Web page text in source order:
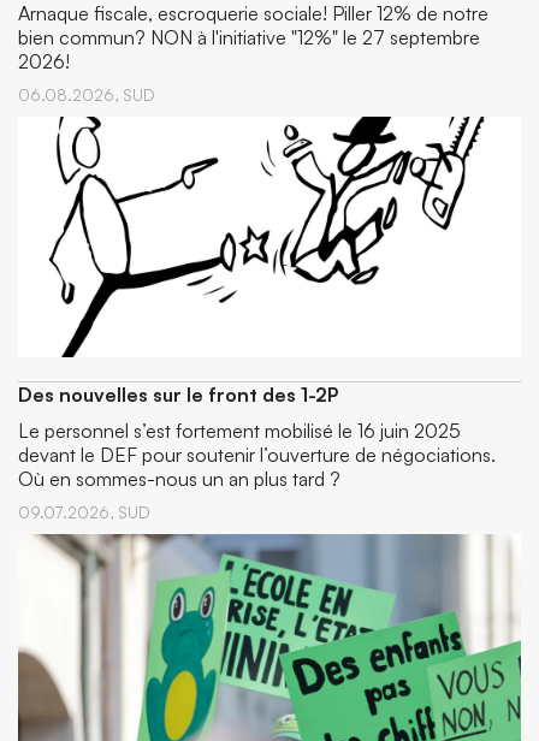
Arnaque fiscale, escroquerie sociale! Piller 12% de notre
bien commun? NON à l'initiative "12%" le 27 septembre
2026!
06.08.2026, SUD
Des nouvelles sur le front des 1-2P
Le personnel s’est fortement mobilisé le 16 juin 2025
devant le DEF pour soutenir l’ouverture de négociations.
Où en sommes-nous un an plus tard ?
09.07.2026, SUD